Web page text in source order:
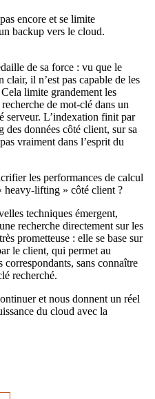
encore et se limite
backup vers le cloud.
de sa force : vu que le
clair, il n’est pas capable de les
limite grandement les
de mot-clé dans un
serveur. L’indexation finit par
des données côté client, sur sa
vraiment dans l’esprit du
les performances de calcul
heavy-lifting » côté client ?
techniques émergent,
recherche directement sur les
prometteuse : elle se base sur
le client, qui permet au
correspondants, sans connaître
recherché.
et nous donnent un réel
du cloud avec la